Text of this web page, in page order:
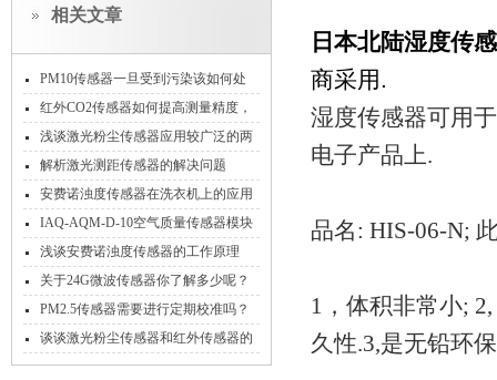
相关文章
PM10传感器一旦受到污染该如何处
理？
红外CO2传感器如何提高测量精度，
需要采取哪些技术？
浅谈激光粉尘传感器应用较广泛的两
大领域
解析激光测距传感器的解决问题
安费诺浊度传感器在洗衣机上的应用
及注意事项
IAQ-AQM-D-10空气质量传感器模块
产品说明书
浅谈安费诺浊度传感器的工作原理
关于24G微波传感器你了解多少呢？
PM2.5传感器需要进行定期校准吗？
谈谈激光粉尘传感器和红外传感器的
区别在哪里？
日本北陆湿度传
商采用.
湿度传感器可用
电子产品上.
品名: HIS-06-N;
1，体积非常小;
久性.3,是无铅环